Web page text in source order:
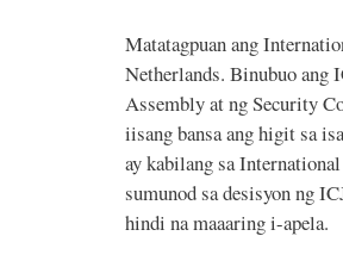
Matatagpuan ang
Netherlands. Binubuo ang
Assembly at ng Security
iisang bansa ang higit sa
ay kabilang sa
sumunod sa desisyon ng
hindi na maaaring i-apela.